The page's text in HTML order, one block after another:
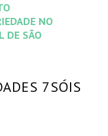
NO
DE SÃO
7SÓIS